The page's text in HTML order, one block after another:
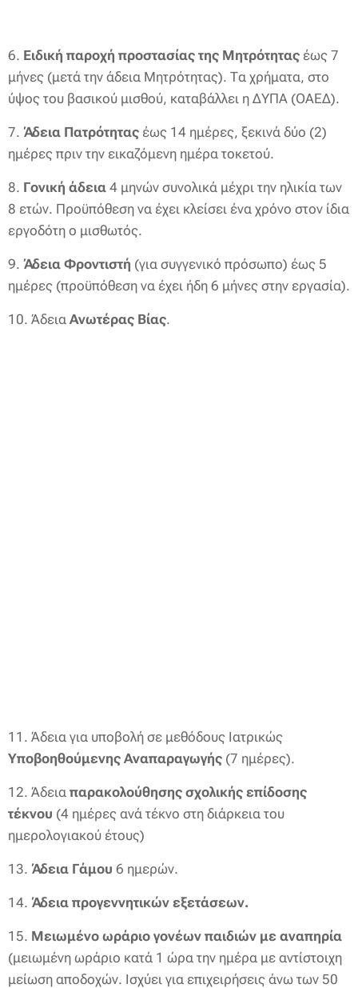
6. Ειδική παροχή προστασίας της Μητρότητας έως 7
μήνες (μετά την άδεια Μητρότητας). Τα χρήματα, στο
ύψος του βασικού μισθού, καταβάλλει η ΔΥΠΑ (ΟΑΕΔ).
7. Άδεια Πατρότητας έως 14 ημέρες, ξεκινά δύο (2)
ημέρες πριν την εικαζόμενη ημέρα τοκετού.
8. Γονική άδεια 4 μηνών συνολικά μέχρι την ηλικία των
8 ετών. Προϋπόθεση να έχει κλείσει ένα χρόνο στον ίδια
εργοδότη ο μισθωτός.
9. Άδεια Φροντιστή (για συγγενικό πρόσωπο) έως 5
ημέρες (προϋπόθεση να έχει ήδη 6 μήνες στην εργασία).
10. Άδεια Ανωτέρας Βίας.
11. Άδεια για υποβολή σε μεθόδους Ιατρικώς
Υποβοηθούμενης Αναπαραγωγής (7 ημέρες).
12. Άδεια παρακολούθησης σχολικής επίδοσης
τέκνου (4 ημέρες ανά τέκνο στη διάρκεια του
ημερολογιακού έτους)
13. Άδεια Γάμου 6 ημερών.
14. Άδεια προγεννητικών εξετάσεων.
15. Μειωμένο ωράριο γονέων παιδιών με αναπηρία
(μειωμένη ωράριο κατά 1 ώρα την ημέρα με αντίστοιχη
μείωση αποδοχών. Ισχύει για επιχειρήσεις άνω των 50